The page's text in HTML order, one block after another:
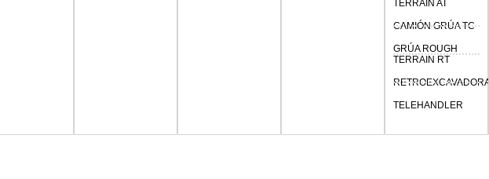
TERRAIN AT
CAMIÓN GRÚA TC
GRÚA ROUGH
TERRAIN RT
RETROEXCAVADORA
TELEHANDLER